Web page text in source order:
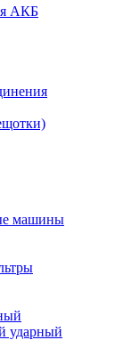
АКБ
машины
ударный